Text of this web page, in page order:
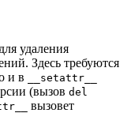
удаления
Здесь требуются
и в
__setattr__
(вызов del
вызовет